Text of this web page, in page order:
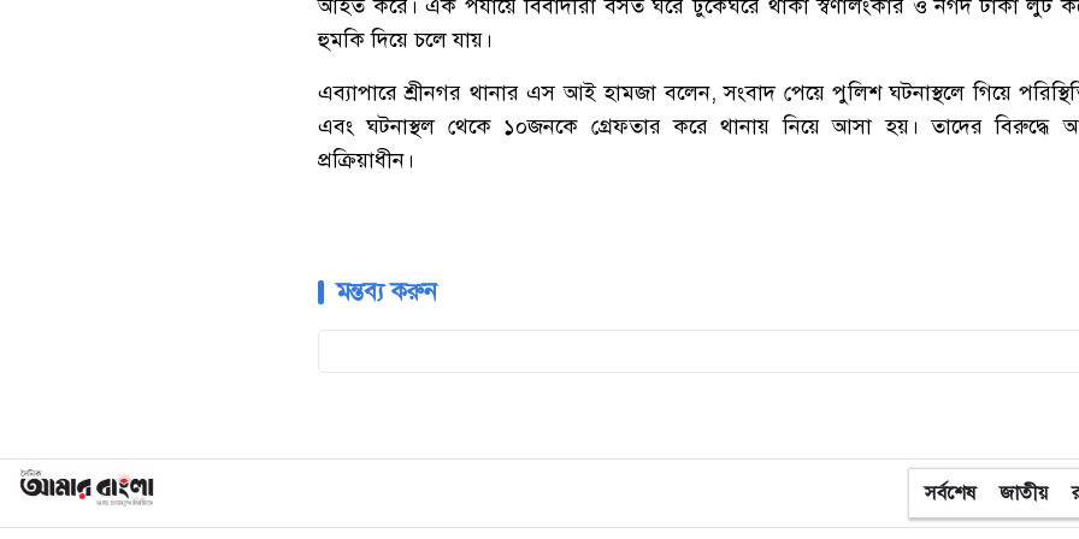
আহত করে। এক পর্যায়ে বিবাদীরা বসত ঘরে ঢুকেঘরে থাকা স্বর্ণালংকার ও নগদ টাকা লুট
হুমকি দিয়ে চলে যায়।
এব্যাপারে শ্রীনগর থানার এস আই হামজা বলেন,সংবাদ পেয়ে পুলিশ ঘটনাস্থলে গিয়ে
এবং ঘটনাস্থল থেকে ১০জনকে গ্রেফতার করে থানায় নিয়ে আসা হয়। তাদের বিরুদ্ধে
প্রক্রিয়াধীন।
মন্তব্য করুন
সর্বশেষ জাতীয়